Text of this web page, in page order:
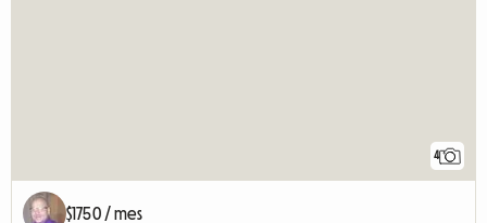
4
$1750 / mes